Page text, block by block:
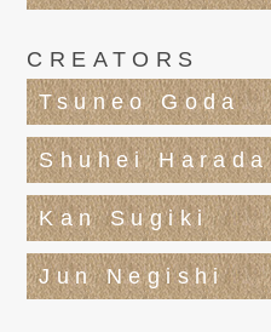
CREATORS
Tsuneo Goda
Shuhei Harada
Kan Sugiki
Jun Negishi